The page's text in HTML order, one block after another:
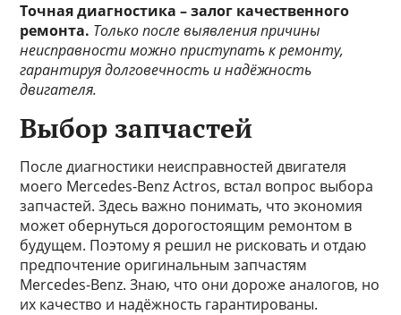
Точная диагностика – залог качественного
ремонта. Только после выявления причины
неисправности можно приступать к ремонту,
гарантируя долговечность и надёжность
двигателя.
Выбор запчастей
После диагностики неисправностей двигателя
моего Mercedes-Benz Actros, встал вопрос выбора
запчастей. Здесь важно понимать, что экономия
может обернуться дорогостоящим ремонтом в
будущем. Поэтому я решил не рисковать и отдаю
предпочтение оригинальным запчастям
Mercedes-Benz. Знаю, что они дороже аналогов, но
их качество и надёжность гарантированы.